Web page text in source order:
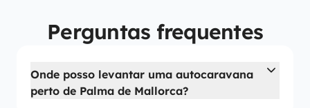
Perguntas frequentes
Onde posso levantar uma autocaravana
perto de Palma de Mallorca?